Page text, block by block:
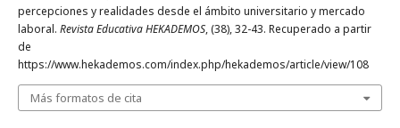
percepciones y realidades desde el ámbito universitario y mercado
laboral. Revista Educativa HEKADEMOS, (38), 32-43. Recuperado a partir
de
https://www.hekademos.com/index.php/hekademos/article/view/108
Más formatos de cita